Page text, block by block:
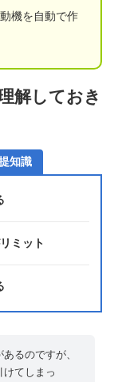
機を自動で作
解しておき
知識
ミット
るのですが、
けてしまっ